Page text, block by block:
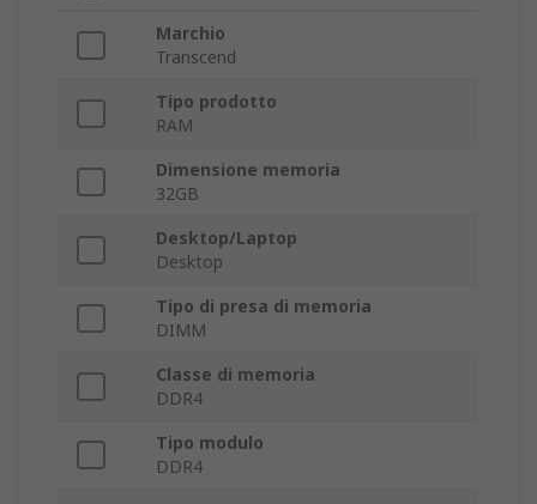
Marchio
Transcend
Tipo prodotto
RAM
Dimensione memoria
32GB
Desktop/Laptop
Desktop
Tipo di presa di memoria
DIMM
Classe di memoria
DDR4
Tipo modulo
DDR4